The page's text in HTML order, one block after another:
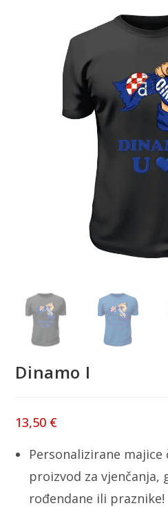
Dinamo I
13,50 €
Personalizirane
proizvod za vjenčanja,
rođendane ili praznike!